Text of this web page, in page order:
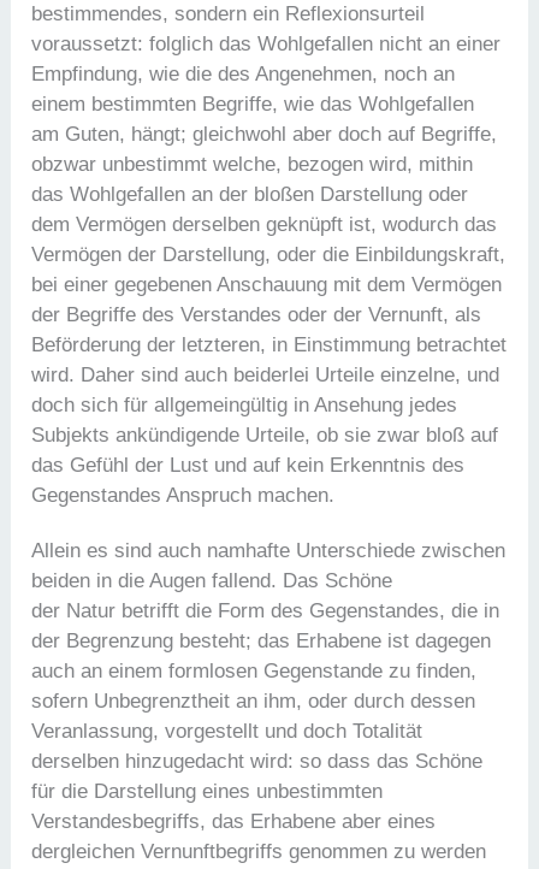
bestimmendes, sondern ein Reflexionsurteil
voraussetzt: folglich das Wohlgefallen nicht an einer
Empfindung, wie die des Angenehmen, noch an
einem bestimmten Begriffe, wie das Wohlgefallen
am Guten, hängt; gleichwohl aber doch auf Begriffe,
obzwar unbestimmt welche, bezogen wird, mithin
das Wohlgefallen an der bloßen Darstellung oder
dem Vermögen derselben geknüpft ist, wodurch das
Vermögen der Darstellung, oder die Einbildungskraft,
bei einer gegebenen Anschauung mit dem Vermögen
der Begriffe des Verstandes oder der Vernunft, als
Beförderung der letzteren, in Einstimmung betrachtet
wird. Daher sind auch beiderlei Urteile einzelne, und
doch sich für allgemeingültig in Ansehung jedes
Subjekts ankündigende Urteile, ob sie zwar bloß auf
das Gefühl der Lust und auf kein Erkenntnis des
Gegenstandes Anspruch machen.
Allein es sind auch namhafte Unterschiede zwischen
beiden in die Augen fallend. Das Schöne
der Natur betrifft die Form des Gegenstandes, die in
der Begrenzung besteht; das Erhabene ist dagegen
auch an einem formlosen Gegenstande zu finden,
sofern Unbegrenztheit an ihm, oder durch dessen
Veranlassung, vorgestellt und doch Totalität
derselben hinzugedacht wird: so dass das Schöne
für die Darstellung eines unbestimmten
Verstandesbegriffs, das Erhabene aber eines
dergleichen Vernunftbegriffs genommen zu werden